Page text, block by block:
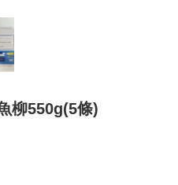
柳550g(5條)